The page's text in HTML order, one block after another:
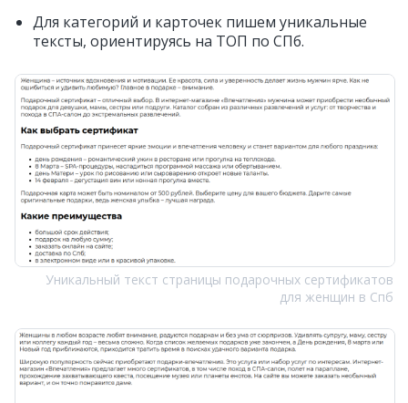
Для категорий и карточек пишем уникальные
тексты, ориентируясь на ТОП по СПб.
Уникальный текст страницы подарочных сертификатов
для женщин в Спб